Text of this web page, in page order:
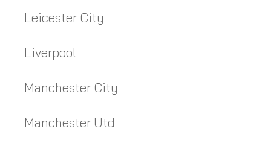
Leicester City
Liverpool
Manchester City
Manchester Utd